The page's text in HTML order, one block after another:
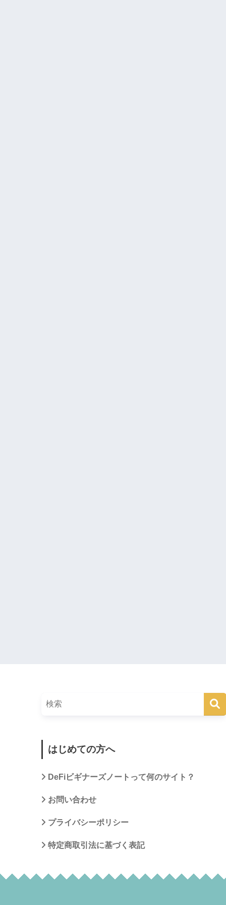
はじめての方へ
DeFiビギナーズノートって何のサイト？
お問い合わせ
プライバシーポリシー
特定商取引法に基づく表記